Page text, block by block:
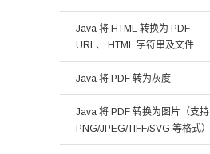
Java 将 HTML 转换为 PDF –
URL、 HTML 字符串及文件
Java 将 PDF 转为灰度
Java 将 PDF 转换为图片（支持
PNG/JPEG/TIFF/SVG 等格式）